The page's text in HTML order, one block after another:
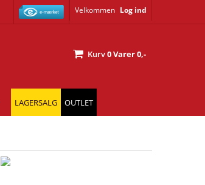
Velkommen Log ind
Kurv0Varer0,-
LAGERSALG OUTLET